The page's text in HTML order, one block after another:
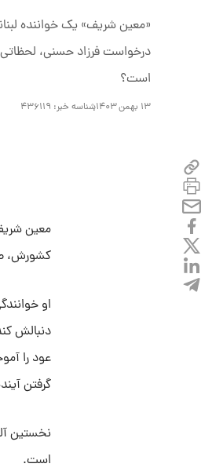
«معین شریف» یک خواننده
درخواست فرزاد حسنی، لحظاتی
است؟
۱۳ بهمن ۱۴۰۳ شناسه خبر: ۴۳۶۱۱۹
کشورش،
عود را
گرفتن
نخستین
است.